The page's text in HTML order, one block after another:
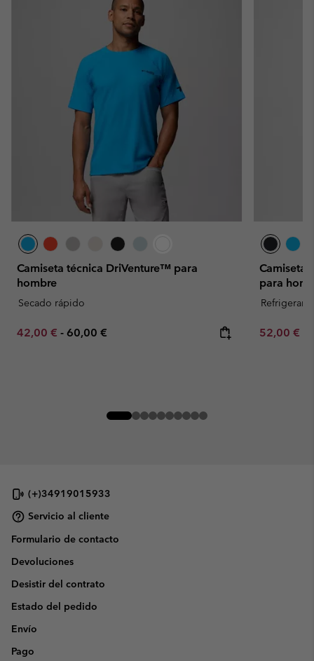
Camiseta técnica DriVenture™ para
hombre
Secado rápido
Minimum sale price:
42,00 € - Maximum price:
60,00 €
Camiseta
para
Minimum
52,00 €
(+)34919015933
Servicio al cliente
Formulario de contacto
Devoluciones
Desistir del contrato
Estado del pedido
Envío
Pago